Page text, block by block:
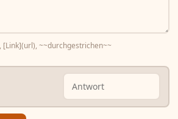
~~durchgestrichen~~